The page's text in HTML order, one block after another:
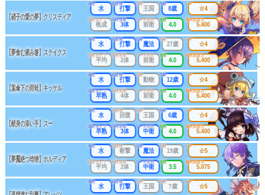
【硝子の愛の夢】クリスティア
属性
水
武器種
打撃
出身
王国
年齢
8歳
成長タイプ
晩成
同時攻撃
3体
リーチ区分
前衛
連携
4.0
レア
☆4
最大防護力
5.400
【夢食む摘み箸】ステイクス
属性
水
武器種
打撃
出身
魔法
年齢
27歳
成長タイプ
平均
同時攻撃
2体
リーチ区分
前衛
連携
4.0
レア
☆4
最大防護力
5.400
【葉傘下の雨蛙】キッケル
属性
水
武器種
打撃
出身
動物
年齢
12歳
成長タイプ
早熟
同時攻撃
4体
リーチ区分
前衛
連携
4.0
レア
☆4
最大防護力
5.400
【献身の添い手】スー
属性
水
武器種
回復
出身
王国
年齢
6歳
成長タイプ
早熟
同時攻撃
3体
リーチ区分
中衛
連携
4.0
レア
☆4
最大防護力
5.400
【夢魘絶つ晗暸】ホルディア
属性
水
武器種
斬撃
出身
魔法
年齢
19歳
成長タイプ
平均
同時攻撃
2体
リーチ区分
中衛
連携
3.5
レア
☆5
最大防護力
5.075
属性
水
武器種
打撃
出身
王国
年齢
?歳
レア
☆5